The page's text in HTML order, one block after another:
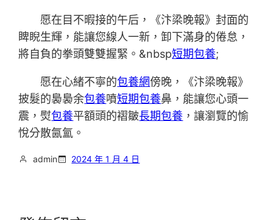
愿在目不暇接的午后，《汴梁晚報》封面的
睥睨生輝，能讓您線人一新，卸下滿身的倦怠，
將自負的拳頭雙雙握緊。&nbsp短期包養;
愿在心緒不寧的包養網傍晚，《汴梁晚報》
披髮的裊裊余包養噴短期包養鼻，能讓您心頭一
震，熨包養平額頭的褶皺長期包養 ，讓瀏覽的愉
悅分散氤氳。
admin 2024 年 1 月 4 日